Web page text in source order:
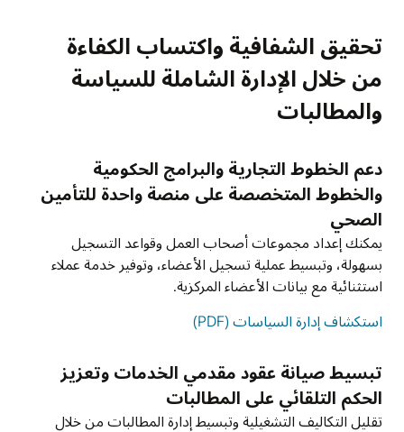
تحقيق الشفافية واكتساب الكفاءة
من خلال الإدارة الشاملة للسياسة
والمطالبات
دعم الخطوط التجارية والبرامج الحكومية
والخطوط المتخصصة على منصة واحدة للتأمين
الصحي
يمكنك إعداد مجموعات أصحاب العمل وقواعد التسجيل
بسهولة، وتبسيط عملية تسجيل الأعضاء، وتوفير خدمة عملاء
استثنائية مع بيانات الأعضاء المركزية.
استكشاف إدارة السياسات (PDF)
تبسيط صيانة عقود مقدمي الخدمات وتعزيز
الحكم التلقائي على المطالبات
تقليل التكاليف التشغيلية وتبسيط إدارة المطالبات من خلال